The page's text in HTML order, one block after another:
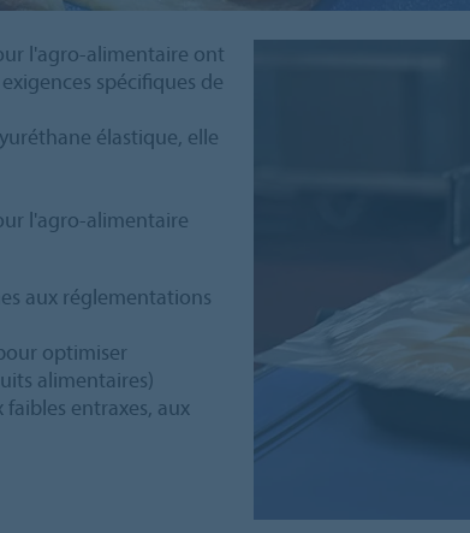
l'agro-alimentaire ont
spécifiques de
élastique, elle
l'agro-alimentaire
aux réglementations
optimiser
alimentaires)
entraxes, aux